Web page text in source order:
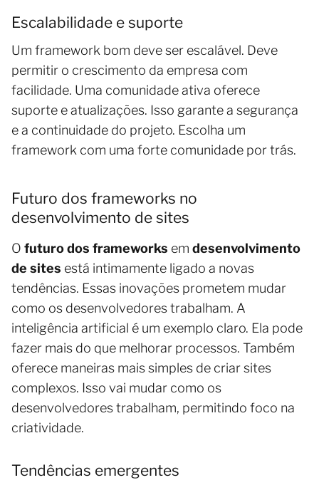
Escalabilidade e suporte
Um framework bom deve ser escalável. Deve
permitir o crescimento da empresa com
facilidade. Uma comunidade ativa oferece
suporte e atualizações. Isso garante a segurança
e a continuidade do projeto. Escolha um
framework com uma forte comunidade por trás.
Futuro dos frameworks no
desenvolvimento de sites
O futuro dos frameworks em desenvolvimento
de sites está intimamente ligado a novas
tendências. Essas inovações prometem mudar
como os desenvolvedores trabalham. A
inteligência artificial é um exemplo claro. Ela pode
fazer mais do que melhorar processos. Também
oferece maneiras mais simples de criar sites
complexos. Isso vai mudar como os
desenvolvedores trabalham, permitindo foco na
criatividade.
Tendências emergentes